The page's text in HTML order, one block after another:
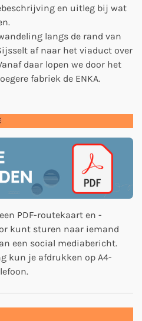
en uitleg bij wat
langs de rand van
af naar het viaduct over
daar lopen we door het
fabriek de ENKA.
PDF-routekaart en -
kunt sturen naar iemand
een social mediabericht.
kun je afdrukken op A4-